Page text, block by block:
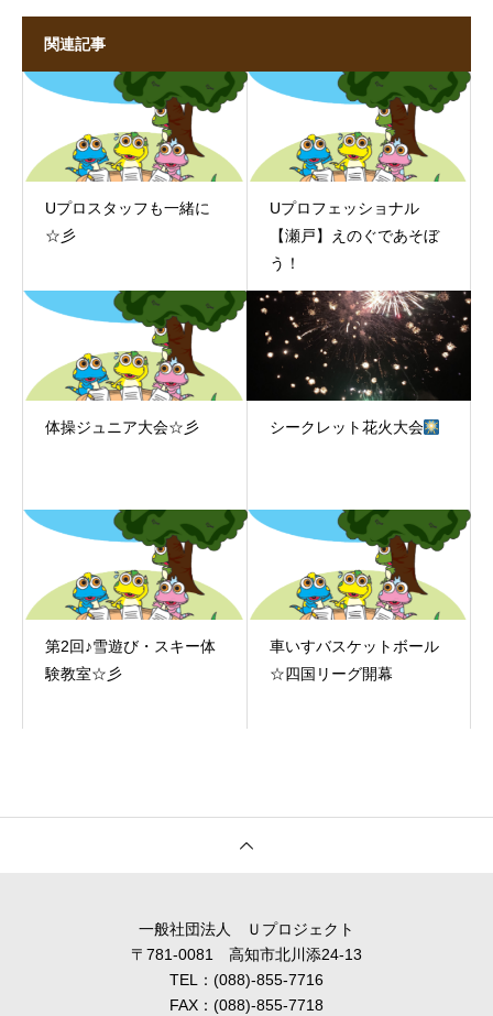
関連記事
Uプロスタッフも一緒に
☆彡
Uプロフェッショナル
【瀬戸】えのぐであそぼ
う！
体操ジュニア大会☆彡 シークレット花火大会
第2回♪雪遊び・スキー体
験教室☆彡
車いすバスケットボール
☆四国リーグ開幕
一般社団法人 Ｕプロジェクト
〒781-0081 高知市北川添24-13
TEL：(088)-855-7716
FAX：(088)-855-7718